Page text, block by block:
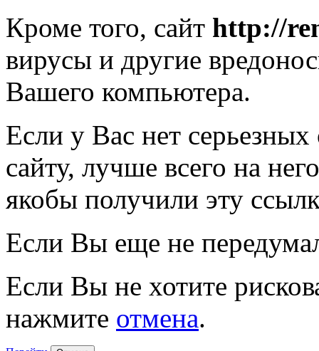
Кроме того, сайт http://
вирусы и другие
Вашего компьютера.
Если у Вас нет
сайту, лучше всего на
якобы получили эту
Если Вы еще не
Если Вы не хотите
нажмите отмена.